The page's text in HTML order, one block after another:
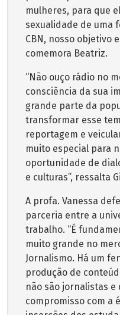
mulheres, para que
sexualidade de uma
CBN, nosso objetivo
comemora Beatriz.
“Não ouço rádio no
consciência da sua
grande parte da
transformar esse
reportagem e
muito especial para
oportunidade de
e culturas”, ressalta
A profa. Vanessa
parceria entre a
trabalho. “É
muito grande no
Jornalismo. Há um
produção de
não são jornalistas
compromisso com a